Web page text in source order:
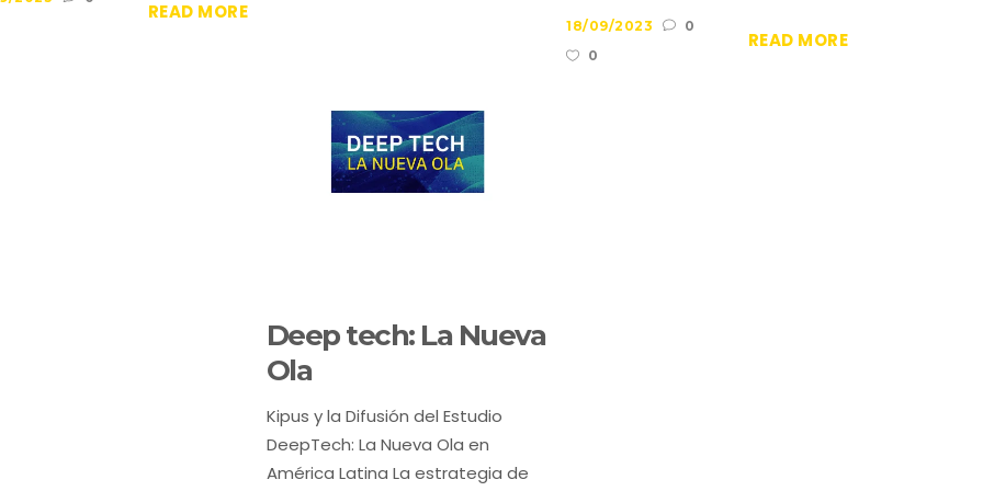
18/09/2023
0
0
READ MORE
READ MORE
Deep tech: La Nueva
Ola
Kipus y la Difusión del Estudio
DeepTech: La Nueva Ola en
América Latina La estrategia de